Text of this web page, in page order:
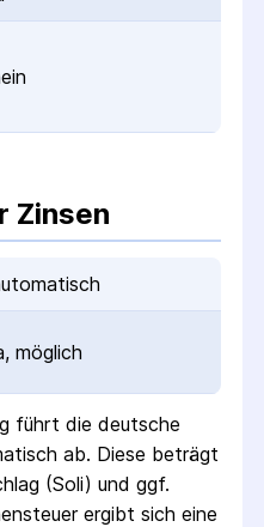
Zinsen
möglich
führt die deutsche
ab. Diese beträgt
(Soli) und ggf.
ergibt sich eine